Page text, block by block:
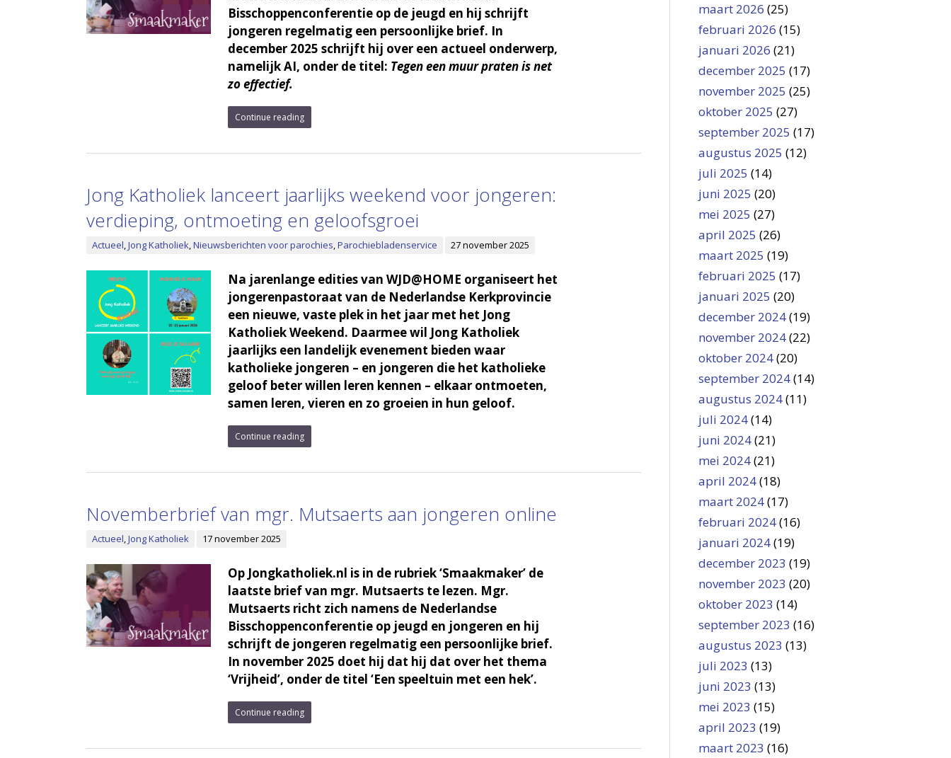
Bisschoppenconferentie op de jeugd en hij schrijft
jongeren regelmatig een persoonlijke brief. In
december 2025 schrijft hij over een actueel onderwerp,
namelijk AI, onder de titel: Tegen een muur praten is net
zo effectief.
Continue reading
Jong Katholiek lanceert jaarlijks weekend voor jongeren:
verdieping, ontmoeting en geloofsgroei
Actueel,Jong Katholiek,Nieuwsberichten voor parochies,Parochiebladenservice 27 november 2025
Na jarenlange edities van WJD@HOME organiseert het
jongerenpastoraat van de Nederlandse Kerkprovincie
een nieuwe, vaste plek in het jaar met het Jong
Katholiek Weekend. Daarmee wil Jong Katholiek
jaarlijks een landelijk evenement bieden waar
katholieke jongeren – en jongeren die het katholieke
geloof beter willen leren kennen – elkaar ontmoeten,
samen leren, vieren en zo groeien in hun geloof.
Continue reading
Novemberbrief van mgr. Mutsaerts aan jongeren online
Actueel,Jong Katholiek 17 november 2025
Op Jongkatholiek.nl is in de rubriek ‘Smaakmaker’ de
laatste brief van mgr. Mutsaerts te lezen. Mgr.
Mutsaerts richt zich namens de Nederlandse
Bisschoppenconferentie op jeugd en jongeren en hij
schrijft de jongeren regelmatig een persoonlijke brief.
In november 2025 doet hij dat hij dat over het thema
‘Vrijheid’, onder de titel ‘Een speeltuin met een hek’.
Continue reading
maart 2026 (25)
februari 2026 (15)
januari 2026 (21)
december 2025 (17)
november 2025 (25)
oktober 2025 (27)
september 2025 (17)
augustus 2025 (12)
juli 2025 (14)
juni 2025 (20)
mei 2025 (27)
april 2025 (26)
maart 2025 (19)
februari 2025 (17)
januari 2025 (20)
december 2024(19)
november 2024(22)
oktober 2024(20)
september 2024(14)
augustus 2024(11)
juli 2024(14)
juni 2024(21)
mei 2024(21)
april 2024(18)
maart 2024(17)
februari 2024(16)
januari 2024(19)
december 2023 (19)
november 2023 (20)
oktober 2023 (14)
september 2023 (16)
augustus 2023 (13)
juli 2023 (13)
juni 2023 (13)
mei 2023 (15)
april 2023 (19)
maart 2023 (16)